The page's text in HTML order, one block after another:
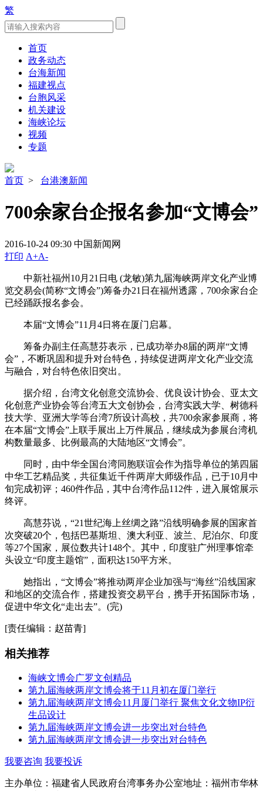
繁
首页
政务动态
台海新闻
福建视点
台胞风采
机关建设
海峡论坛
视频
专题
首页 > 台港澳新闻
700余家台企报名参加“文博会”
2016-10-24 09:30 中国新闻网
打印 A+A-
中新社福州10月21日电 (龙敏)第九届海峡两岸文化产业博
览交易会(简称“文博会”)筹备办21日在福州透露，700余家台企
已经踊跃报名参会。
本届“文博会”11月4日将在厦门启幕。
筹备办副主任高慧芬表示，已成功举办8届的两岸“文博
会”，不断巩固和提升对台特色，持续促进两岸文化产业交流
与融合，对台特色依旧突出。
据介绍，台湾文化创意交流协会、优良设计协会、亚太文
化创意产业协会等台湾五大文创协会，台湾实践大学、树德科
技大学、亚洲大学等台湾7所设计高校，共700余家参展商，将
在本届“文博会”上联手展出上万件展品，继续成为参展台湾机
构数量最多、比例最高的大陆地区“文博会”。
同时，由中华全国台湾同胞联谊会作为指导单位的第四届
中华工艺精品奖，共征集近千件两岸大师级作品，已于10月中
旬完成初评；460件作品，其中台湾作品112件，进入展馆展示
终评。
高慧芬说，“21世纪海上丝绸之路”沿线明确参展的国家首
次突破20个，包括巴基斯坦、澳大利亚、波兰、尼泊尔、印度
等27个国家，展位数共计148个。其中，印度驻广州理事馆牵
头设立“印度主题馆”，面积达150平方米。
她指出，“文博会”将推动两岸企业加强与“海丝”沿线国家
和地区的交流合作，搭建投资交易平台，携手开拓国际市场，
促进中华文化“走出去”。(完)
[责任编辑：赵苗青]
相关推荐
海峡文博会广罗文创精品
第九届海峡两岸文博会将于11月初在厦门举行
第九届海峡两岸文博会11月厦门举行 聚焦文化文物IP衍
生品设计
第九届海峡两岸文博会进一步突出对台特色
第九届海峡两岸文博会进一步突出对台特色
我要咨询 我要投诉
主办单位：福建省人民政府台湾事务办公室地址：福州市华林